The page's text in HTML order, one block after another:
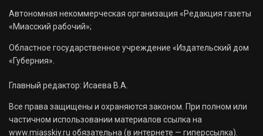
Автономная некоммерческая организация «Редакция газеты
«Миасский рабочий»;
Областное государственное учреждение «Издательский дом
«Губерния».
Главный редактор: Исаева В.А.
Все права защищены и охраняются законом. При полном или
частичном использовании материалов ссылка на
www.miasskiy.ru обязательна (в интернете — гиперссылка).